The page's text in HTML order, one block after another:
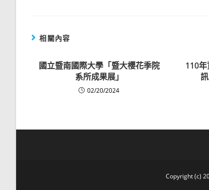
相關內容
國立暨南國際大學「暨大櫻花季院
系所成果展」
02/20/2024
110
Copyright (c)